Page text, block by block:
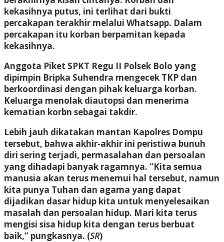
kekasihnya putus, ini terlihat dari bukti
percakapan terakhir melalui Whatsapp. Dalam
percakapan itu korban berpamitan kepada
kekasihnya.
Anggota Piket SPKT Regu II Polsek Bolo yang
dipimpin Bripka Suhendra mengecek TKP dan
berkoordinasi dengan pihak keluarga korban.
Keluarga menolak diautopsi dan menerima
kematian korbn sebagai takdir.
Lebih jauh dikatakan mantan Kapolres Dompu
tersebut, bahwa akhir-akhir ini peristiwa bunuh
diri sering terjadi, permasalahan dan persoalan
yang dihadapi banyak ragamnya. “Kita semua
manusia akan terus menemui hal tersebut, namun
kita punya Tuhan dan agama yang dapat
dijadikan dasar hidup kita untuk menyelesaikan
masalah dan persoalan hidup. Mari kita terus
mengisi sisa hidup kita dengan terus berbuat
baik,” pungkasnya. (SR)